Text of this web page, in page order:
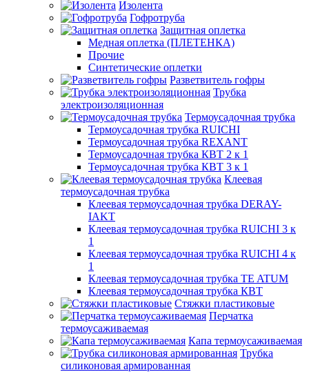
Изолента
Гофротруба
Защитная оплетка
Медная оплетка (ПЛЕТЕНКА)
Прочие
Синтетические оплетки
Разветвитель гофры
Трубка
электроизоляционная
Термоусадочная трубка
Термоусадочная трубка RUICHI
Термоусадочная трубка REXANT
Термоусадочная трубка КВТ 2 к 1
Термоусадочная трубка КВТ 3 к 1
Клеевая
термоусадочная трубка
Клеевая термоусадочная трубка DERAY-
IAKT
Клеевая термоусадочная трубка RUICHI 3 к
1
Клеевая термоусадочная трубка RUICHI 4 к
1
Клеевая термоусадочная трубка TE ATUM
Клеевая термоусадочная трубка КВТ
Стяжки пластиковые
Перчатка
термоусаживаемая
Капа термоусаживаемая
Трубка
силиконовая армированная